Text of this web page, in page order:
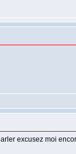
excusez moi